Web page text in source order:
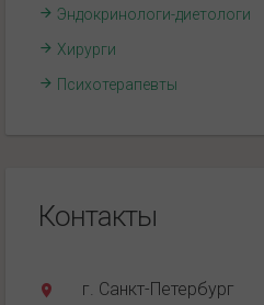
Эндокринологи-диетологи
Хирурги
Психотерапевты
Контакты
г. Санкт-Петербург